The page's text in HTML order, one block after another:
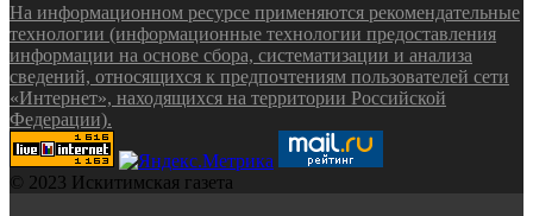
На информационном ресурсе применяются рекомендательные
технологии (информационные технологии предоставления
информации на основе сбора, систематизации и анализа
сведений, относящихся к предпочтениям пользователей сети
«Интернет», находящихся на территории Российской
Федерации).
© 2023 Искитимская газета